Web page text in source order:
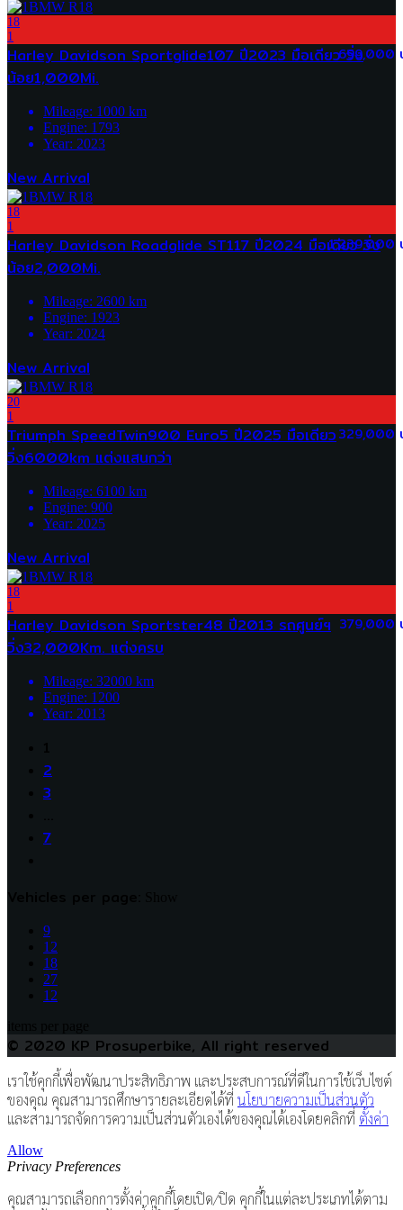
18
1
699,000
Harley Davidson Sportglide107 ปี2023 มือเดียว วิ่ง
น้อย1,000Mi.
Mileage: 1000 km
Engine: 1793
Year: 2023
New Arrival
18
1
1,239,000
Harley Davidson Roadglide ST117 ปี2024 มือเดียว วิ่ง
น้อย2,000Mi.
Mileage: 2600 km
Engine: 1923
Year: 2024
New Arrival
20
1
329,000
Triumph SpeedTwin900 Euro5 ปี2025 มือเดียว
วิ่ง6000km แต่งแสนกว่า
Mileage: 6100 km
Engine: 900
Year: 2025
New Arrival
18
1
379,000
Harley Davidson Sportster48 ปี2013 รถศูนย์ฯ
วิ่ง32,000Km. แต่งครบ
Mileage: 32000 km
Engine: 1200
Year: 2013
2
3
7
9
12
18
27
12
© 2020 KP Prosuperbike, All right reserved
เราใช้คุกกี้เพื่อพัฒนาประสิทธิภาพ และประสบการณ์ที่ดีในการใช้เว็บไซต์
ของคุณ คุณสามารถศึกษารายละเอียดได้ที่ นโยบายความเป็นส่วนตัว
และสามารถจัดการความเป็นส่วนตัวเองได้ของคุณได้เองโดยคลิกที่ ตั้งค่า
Allow
Privacy Preferences
คุณสามารถเลือกการตั้งค่าคุกกี้โดยเปิด/ปิด คุกกี้ในแต่ละประเภทได้ตาม